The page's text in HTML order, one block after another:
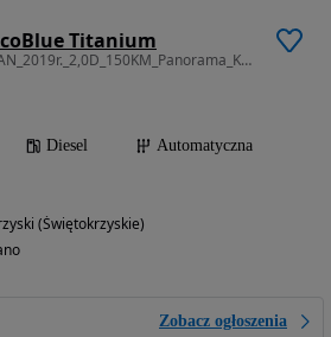
Titanium
1997 cm3 • 150 KM • SEDAN_2019r._2,0D_150KM_Panorama_Kamera_Xenon_Nawi_FUL_Gwarancja
Diesel
Automatyczna
(Świętokrzyskie)
Zobacz ogłoszenia